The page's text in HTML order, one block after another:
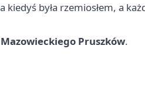
była rzemiosłem, a
Pruszków.